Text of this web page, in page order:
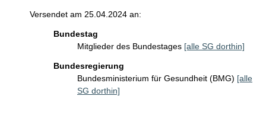
Versendet am 25.04.2024 an:
Bundestag
Mitglieder des Bundestages [alle SG dorthin]
Bundesregierung
Bundesministerium für Gesundheit (BMG) [alle
SG dorthin]